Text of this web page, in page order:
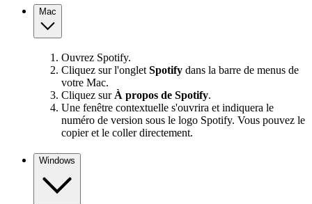
Mac
Ouvrez Spotify.
Cliquez sur l'onglet Spotify dans la barre de menus de
votre Mac.
Cliquez sur À propos de Spotify.
Une fenêtre contextuelle s'ouvrira et indiquera le
numéro de version sous le logo Spotify. Vous pouvez le
copier et le coller directement.
Windows